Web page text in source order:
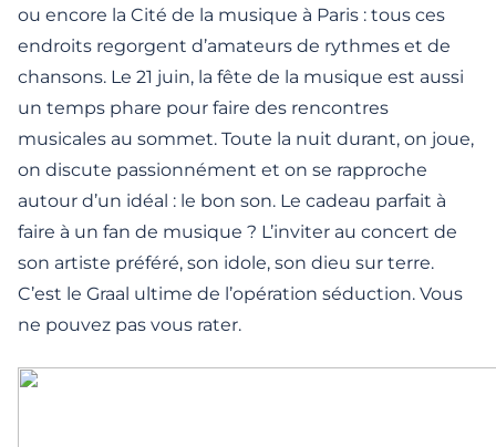
ou encore la Cité de la musique à Paris : tous ces
endroits regorgent d’amateurs de rythmes et de
chansons. Le 21 juin, la fête de la musique est aussi
un temps phare pour faire des rencontres
musicales au sommet. Toute la nuit durant, on joue,
on discute passionnément et on se rapproche
autour d’un idéal : le bon son. Le cadeau parfait à
faire à un fan de musique ? L’inviter au concert de
son artiste préféré, son idole, son dieu sur terre.
C’est le Graal ultime de l’opération séduction. Vous
ne pouvez pas vous rater.